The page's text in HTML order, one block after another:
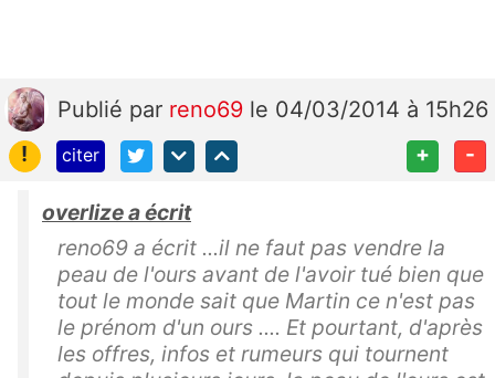
Publié par reno69 le 04/03/2014 à 15h26
!
citer + -
overlize a écrit
reno69 a écrit ...il ne faut pas vendre la
peau de l'ours avant de l'avoir tué bien que
tout le monde sait que Martin ce n'est pas
le prénom d'un ours .... Et pourtant, d'après
les offres, infos et rumeurs qui tournent